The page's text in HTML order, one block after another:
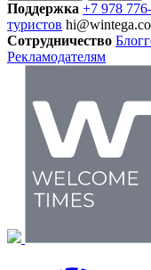
Поддержка +7 978
туристов
Сотрудничество
Рекламодателям